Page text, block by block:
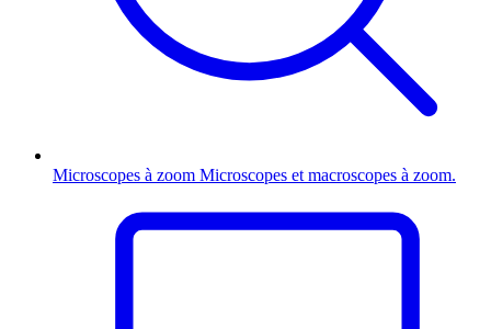
Microscopes à zoom Microscopes et macroscopes à zoom.